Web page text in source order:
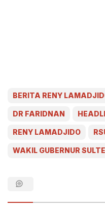
BERITA RENY
DR FARIDNAN
RENY LAMADJIDO
WAKIL GUBERNUR